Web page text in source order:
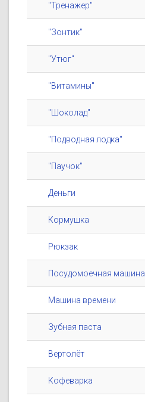
"Тренажер"
"Зонтик"
"Утюг"
"Витамины"
"Шоколад"
"Подводная лодка"
"Паучок"
Деньги
Кормушка
Рюкзак
Посудомоечная машина
Машина времени
Зубная паста
Вертолёт
Кофеварка